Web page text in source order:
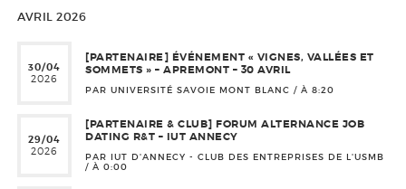
AVRIL 2026
30/04
2026
[PARTENAIRE] ÉVÉNEMENT « VIGNES, VALLÉES ET
SOMMETS » – APREMONT – 30 AVRIL
PAR UNIVERSITÉ SAVOIE MONT BLANC / À 8:20
29/04
2026
[PARTENAIRE & CLUB] FORUM ALTERNANCE JOB
DATING R&T – IUT ANNECY
PAR IUT D'ANNECY - CLUB DES ENTREPRISES DE L'USMB
/ À 0:00